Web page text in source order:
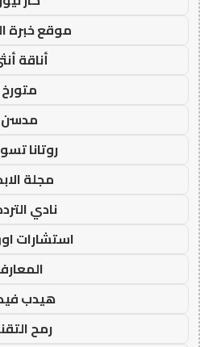
موقع خبرة
أناقة
متورخ
مدسن
روتانا
مجلة
نادي
استشارات
هيدب
رمح